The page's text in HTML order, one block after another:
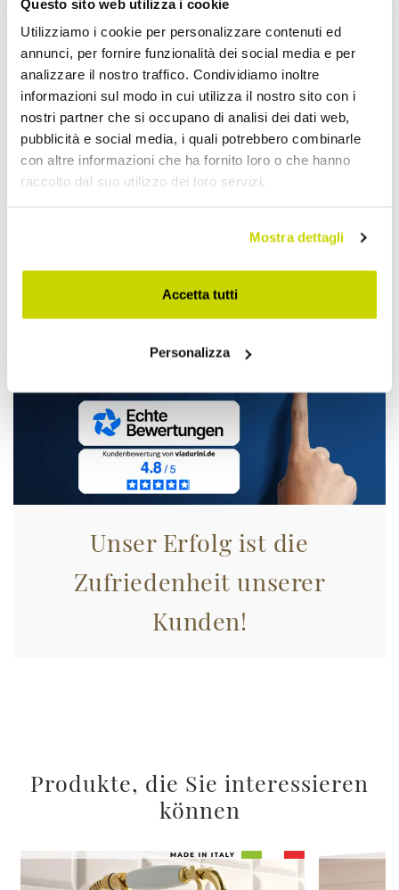
Questo sito web utilizza i cookie
Utilizziamo i cookie per personalizzare contenuti ed
annunci, per fornire funzionalità dei social media e per
analizzare il nostro traffico. Condividiamo inoltre
informazioni sul modo in cui utilizza il nostro sito con i
nostri partner che si occupano di analisi dei dati web,
pubblicità e social media, i quali potrebbero combinarle
con altre informazioni che ha fornito loro o che hanno
raccolto dal suo utilizzo dei loro servizi.
Mostra dettagli
Accetta tutti
Personalizza
Unser Erfolg ist die
Zufriedenheit unserer
Kunden!
Produkte, die Sie interessieren
können